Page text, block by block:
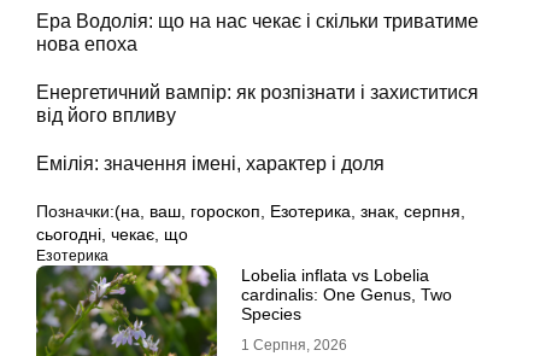
Ера Водолія: що на нас чекає і скільки триватиме
нова епоха
Енергетичний вампір: як розпізнати і захиститися
від його впливу
Емілія: значення імені, характер і доля
Позначки:(на, ваш, гороскоп, Езотерика, знак, серпня,
сьогодні, чекає, що
Езотерика
Lobelia inflata vs Lobelia
cardinalis: One Genus, Two
Species
1 Серпня, 2026